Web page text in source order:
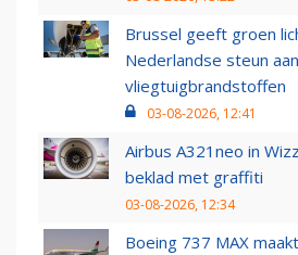
Brussel geeft groen
Nederlandse steun
vliegtuigbrandstoffen
03-08-2026, 12:41
Airbus A321neo in
beklad met graffiti
03-08-2026, 12:34
Boeing 737 MAX